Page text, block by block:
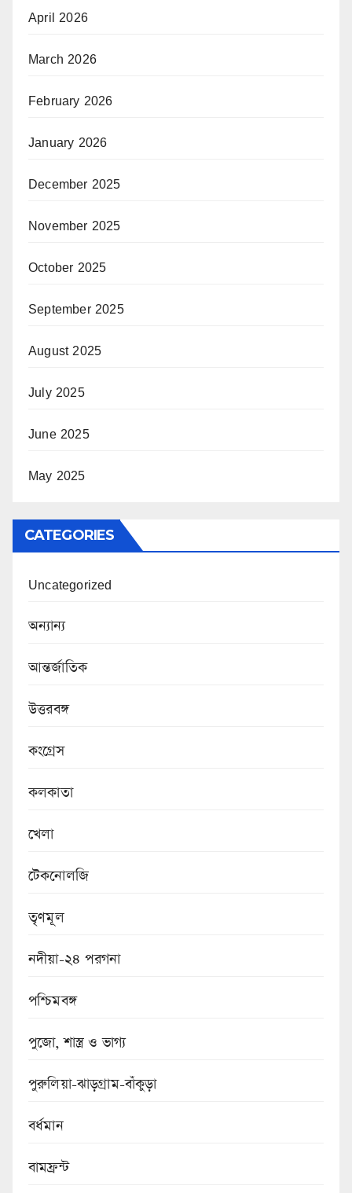
April 2026
March 2026
February 2026
January 2026
December 2025
November 2025
October 2025
September 2025
August 2025
July 2025
June 2025
May 2025
CATEGORIES
Uncategorized
অন্যান্য
আন্তর্জাতিক
উত্তরবঙ্গ
কংগ্রেস
কলকাতা
খেলা
টেকনোলজি
তৃণমূল
নদীয়া-২৪ পরগনা
পশ্চিমবঙ্গ
পুজো, শাস্ত্র ও ভাগ্য
পুরুলিয়া-ঝাড়গ্রাম-বাঁকুড়া
বর্ধমান
বামফ্রন্ট